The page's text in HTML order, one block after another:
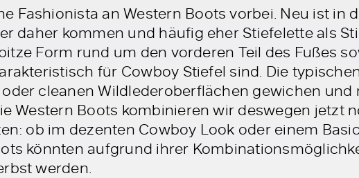
Fashionista an Western Boots vorbei. Neu ist in
daher kommen und häufig eher Stiefelette als
Form rund um den vorderen Teil des Fußes
für Cowboy Stiefel sind. Die
cleanen Wildlederoberflächen gewichen und
Western Boots kombinieren wir deswegen jetzt
ob im dezenten Cowboy Look oder einem
könnten aufgrund ihrer
werden.